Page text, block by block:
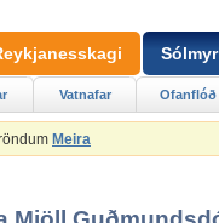
Meira
Vatnafar Ofanflóð